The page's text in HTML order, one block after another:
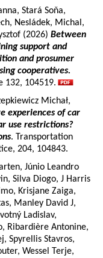
Stará Soňa,
Nesládek, Michal,
(2026) Between
support and
and prosumer
cooperatives.
132, 104519.
Michał,
experiences of car
use restrictions?
. Transportation
204, 104843.
Júnio Leandro
Silva Diogo, J Harris
Krisjane Zaiga,
Manley David J,
Ladislav,
Ribardière Antonine,
Spyrellis Stavros,
Wessel Terje,